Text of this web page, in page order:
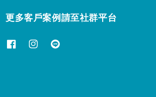
更多客戶案例請至社群平台